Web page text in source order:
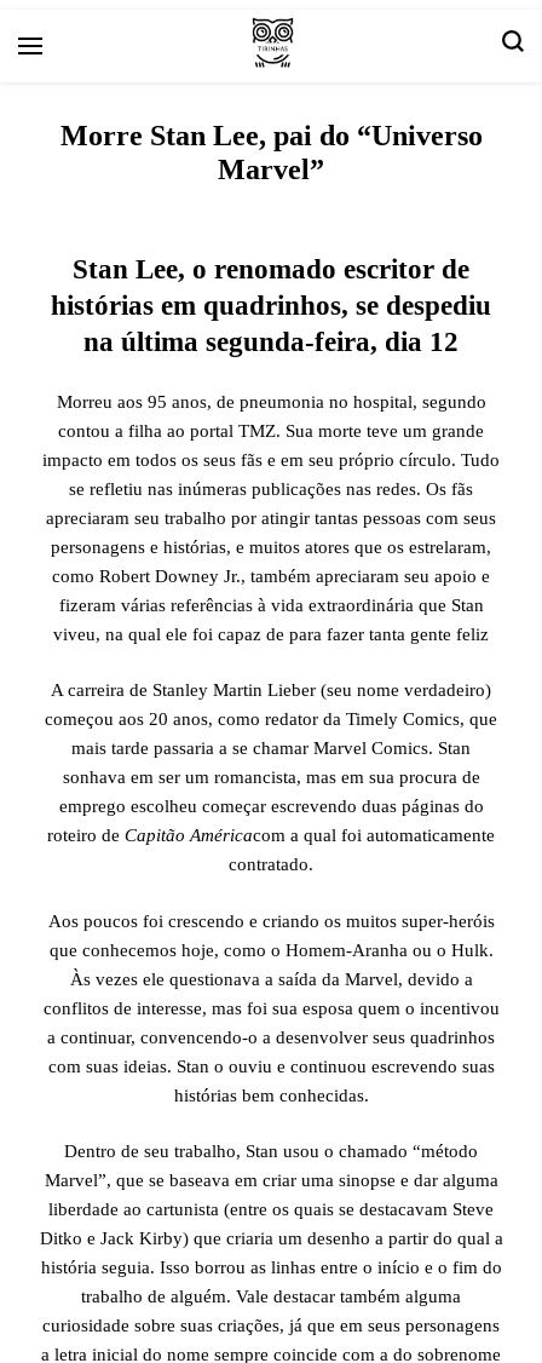
Tirinha.com
Morre Stan Lee, pai do “Universo
Marvel”
Stan Lee, o renomado escritor de
histórias em quadrinhos, se despediu
na última segunda-feira, dia 12
Morreu aos 95 anos, de pneumonia no hospital, segundo
contou a filha ao portal TMZ. Sua morte teve um grande
impacto em todos os seus fãs e em seu próprio círculo. Tudo
se refletiu nas inúmeras publicações nas redes. Os fãs
apreciaram seu trabalho por atingir tantas pessoas com seus
personagens e histórias, e muitos atores que os estrelaram,
como Robert Downey Jr., também apreciaram seu apoio e
fizeram várias referências à vida extraordinária que Stan
viveu, na qual ele foi capaz de para fazer tanta gente feliz
A carreira de Stanley Martin Lieber (seu nome verdadeiro)
começou aos 20 anos, como redator da Timely Comics, que
mais tarde passaria a se chamar Marvel Comics. Stan
sonhava em ser um romancista, mas em sua procura de
emprego escolheu começar escrevendo duas páginas do
roteiro de Capitão Américacom a qual foi automaticamente
contratado.
Aos poucos foi crescendo e criando os muitos super-heróis
que conhecemos hoje, como o Homem-Aranha ou o Hulk.
Às vezes ele questionava a saída da Marvel, devido a
conflitos de interesse, mas foi sua esposa quem o incentivou
a continuar, convencendo-o a desenvolver seus quadrinhos
com suas ideias. Stan o ouviu e continuou escrevendo suas
histórias bem conhecidas.
Dentro de seu trabalho, Stan usou o chamado “método
Marvel”, que se baseava em criar uma sinopse e dar alguma
liberdade ao cartunista (entre os quais se destacavam Steve
Ditko e Jack Kirby) que criaria um desenho a partir do qual a
história seguia. Isso borrou as linhas entre o início e o fim do
trabalho de alguém. Vale destacar também alguma
curiosidade sobre suas criações, já que em seus personagens
a letra inicial do nome sempre coincide com a do sobrenome